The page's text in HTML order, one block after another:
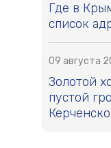
Где в
список
09 августа
Золотой
пустой